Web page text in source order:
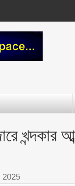
খন্দকার
2025